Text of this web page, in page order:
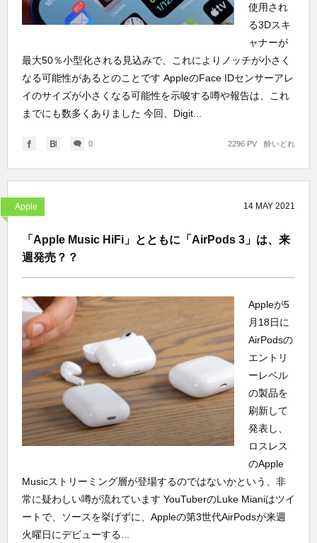
使用され
る3Dスキ
ャナーが
最大50％小型化される見込みで、これによりノッチが小さく
なる可能性があるとのことです AppleのFace IDセンサーアレ
イのサイズが小さくなる可能性を示唆する噂や報告は、これ
までにも数多くありました 今回、Digit...
0 酔いどれ
2296 PV
Apple 14 MAY 2021
「Apple Music HiFi」とともに「AirPods 3」は、来
週発売？？
Appleが5
月18日に
AirPodsの
エントリ
ーレベル
の製品を
刷新して
発表し、
ロスレス
のApple
Musicストリーミング層が登場するのではないかという、非
常に疑わしい噂が流れています YouTuberのLuke Mianiはツイ
ートで、ソースを挙げずに、Appleの第3世代AirPodsが来週
火曜日にデビューする...